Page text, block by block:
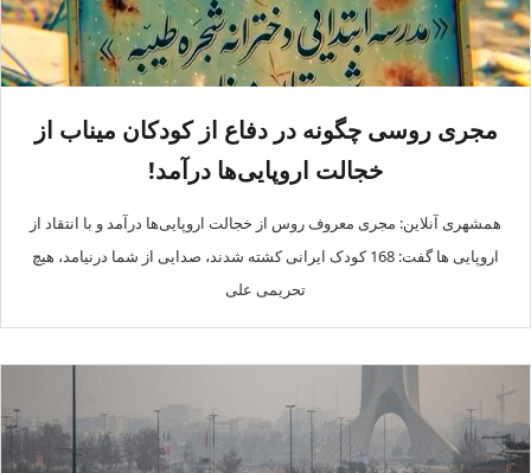
مجری روسی چگونه در دفاع از کودکان میناب از
خجالت اروپایی‌ها درآمد!
همشهری آنلاین: مجری معروف روس از خجالت اروپایی‌ها درآمد و با انتقاد از
اروپایی ها گفت: 168 کودک ایرانی کشته شدند، صدایی از شما درنیامد، هیچ
تحریمی علی